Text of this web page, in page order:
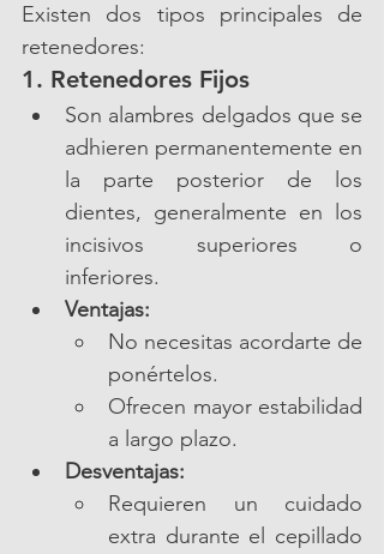
Existen dos tipos principales de
retenedores:
1. Retenedores Fijos
Son alambres delgados que se
adhieren permanentemente en
la parte posterior de los
dientes, generalmente en los
incisivos superiores o
inferiores.
Ventajas:
No necesitas acordarte de
ponértelos.
Ofrecen mayor estabilidad
a largo plazo.
Desventajas:
Requieren un cuidado
extra durante el cepillado